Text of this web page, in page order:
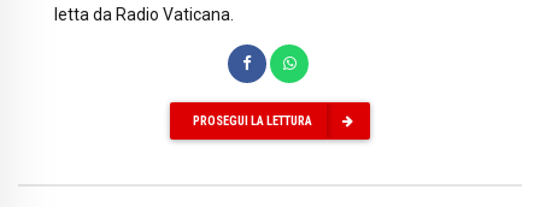
letta da Radio Vaticana.
PROSEGUI LA LETTURA